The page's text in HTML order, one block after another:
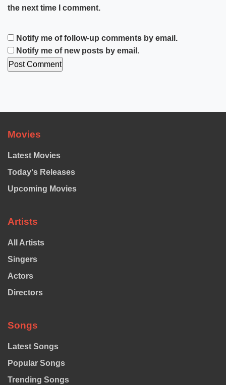
the next time I comment.
Notify me of follow-up comments by email.
Notify me of new posts by email.
Movies
Latest Movies
Today's Releases
Upcoming Movies
Artists
All Artists
Singers
Actors
Directors
Songs
Latest Songs
Popular Songs
Trending Songs